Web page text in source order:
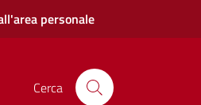
personale
Cerca